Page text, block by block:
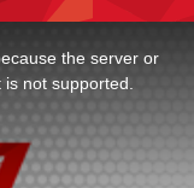
the server or
not supported.